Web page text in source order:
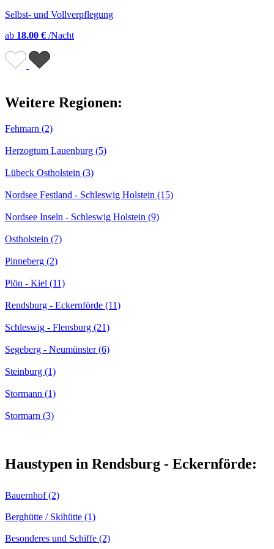
Selbst- und Vollverpflegung
ab 18.00 € /Nacht
Weitere Regionen:
Fehmarn (2)
Herzogtum Lauenburg (5)
Lübeck Ostholstein (3)
Nordsee Festland - Schleswig Holstein (15)
Nordsee Inseln - Schleswig Holstein (9)
Ostholstein (7)
Pinneberg (2)
Plön - Kiel (11)
Rendsburg - Eckernförde (11)
Schleswig - Flensburg (21)
Segeberg - Neumünster (6)
Steinburg (1)
Stormann (1)
Stormarn (3)
Haustypen in Rendsburg - Eckernförde:
Bauernhof (2)
Berghütte / Skihütte (1)
Besonderes und Schiffe (2)